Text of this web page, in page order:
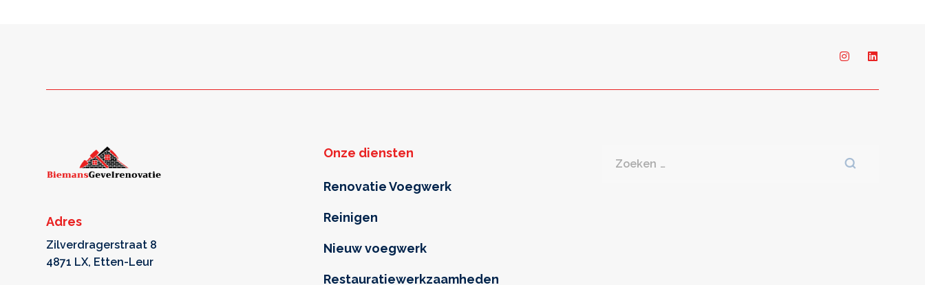
Adres
Zilverdragerstraat 8
4871 LX, Etten-Leur
Onze diensten
Renovatie Voegwerk
Reinigen
Nieuw voegwerk
Restauratiewerkzaamheden